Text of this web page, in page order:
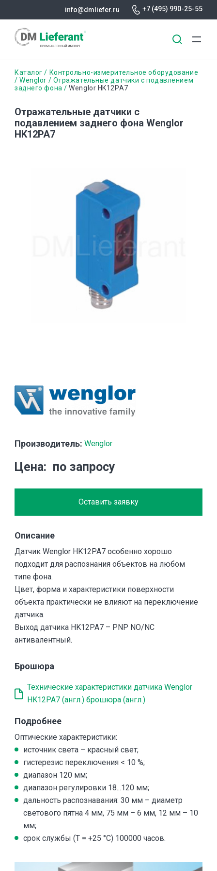
основному
info@dmliefer.ru +7 (495) 990-25-55
Строка
навигации
Каталог
Контрольно-измерительное оборудование
Wenglor
Отражательные датчики с подавлением
заднего фона
Wenglor HK12PA7
Отражательные датчики с
подавлением заднего фона Wenglor
HK12PA7
Производитель: Wenglor
Цена по запросу
Оставить заявку
Описание
Датчик Wenglor HK12PA7 особенно хорошо
подходит для распознания объектов на любом
типе фона.
Цвет, форма и характеристики поверхности
объекта практически не влияют на переключение
датчика.
Выход датчика HK12PA7 – PNP NO/NC
антивалентный.
Брошюра
Технические характеристики датчика Wenglor
HK12PA7 (англ.) брошюра (англ.)
Подробнее
Оптические характеристики:
источник света – красный свет;
гистерезис переключения < 10 %;
диапазон 120 мм;
диапазон регулировки 18...120 мм;
дальность распознавания: 30 мм – диаметр
светового пятна 4 мм, 75 мм – 6 мм, 12 мм – 10
мм;
срок службы (T = +25 °С) 100000 часов.